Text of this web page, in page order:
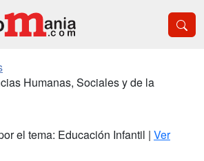
Humanas, Sociales y de la
el tema: Educación Infantil | Ver